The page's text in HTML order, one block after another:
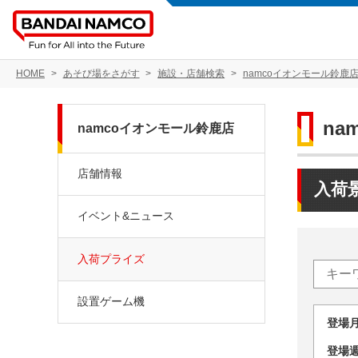
HOME あそび場をさがす 施設・店舗検索 namcoイオンモール鈴鹿店
入荷
登
登
namcoイオンモール鈴鹿店
店舗情報
イベント&ニュース
入荷プライズ
設置ゲーム機